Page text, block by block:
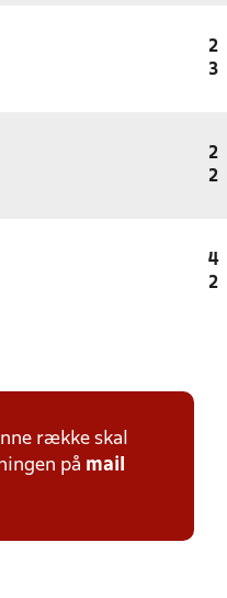
2
3
2
2
4
2
række skal
på mail